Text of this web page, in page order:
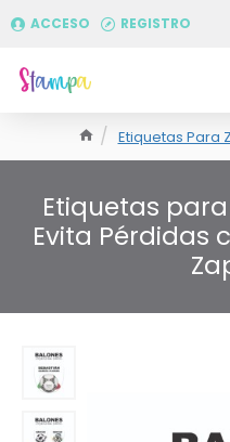
ACCESO REGISTRO
Etiquetas Para
Etiquetas
Evita Pérdidas